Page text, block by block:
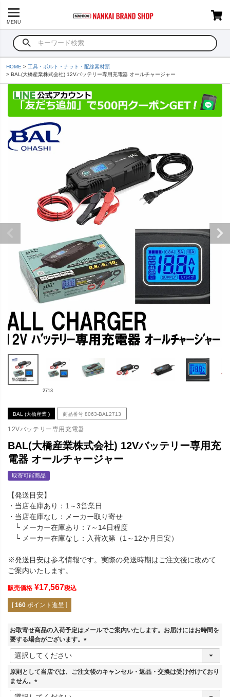
MENU
HOME
工具・ボルト・ナット・配線素材類
BAL(大橋産業株式会社) 12Vバッテリー専用充電器 オールチャージャー
2713
BAL (大橋産業 ) 商品番号 8063-BAL2713
12Vバッテリー専用充電器
BAL(大橋産業株式会社) 12Vバッテリー専用充
電器 オールチャージャー
取寄可能商品
【発送目安】
・当店在庫あり：1～3営業日
・当店在庫なし：メーカー取り寄せ
└ メーカー在庫あり：7～14日程度
└ メーカー在庫なし：入荷次第（1～12か月目安）
※発送目安は参考情報です。実際の発送時期はご注文後に改めて
ご案内いたします。
販売価格 ¥17,567税込
[ 160 ポイント進呈 ]
お取寄せ商品の入荷予定はメールでご案内いたします。お届けにはお時間を
要する場合がございます。
(
須
原則として当店では、ご注文後のキャンセル・返品・交換は受け付けており
ません。
(